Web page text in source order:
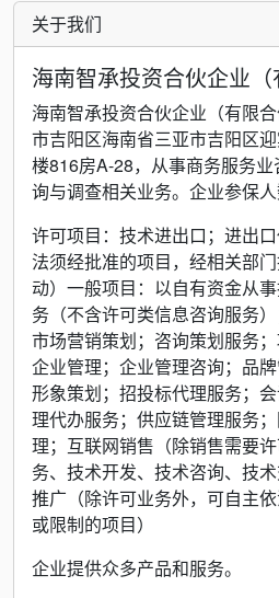
关于我们
海南智承投资合伙企业（
海南智承投资合伙企业（有限
市吉阳区海南省三亚市吉阳区
楼816房A-28，从事商务服务
询与调查相关业务。企业参保人
许可项目：技术进出口；进出
法须经批准的项目，经相关部
动）一般项目：以自有资金从
务（不含许可类信息咨询服务
市场营销策划；咨询策划服务；
企业管理；企业管理咨询；品
形象策划；招投标代理服务；
理代办服务；供应链管理服务
理；互联网销售（除销售需要
务、技术开发、技术咨询、技
推广（除许可业务外，可自主
或限制的项目）
企业提供众多产品和服务。